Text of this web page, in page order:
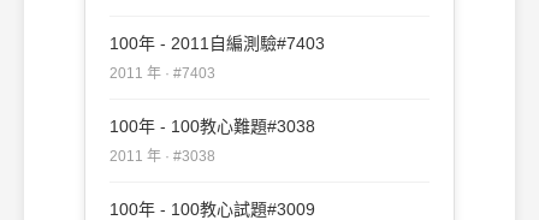
100年 - 2011自編測驗#7403
2011 年 · #7403
100年 - 100教心難題#3038
2011 年 · #3038
100年 - 100教心試題#3009